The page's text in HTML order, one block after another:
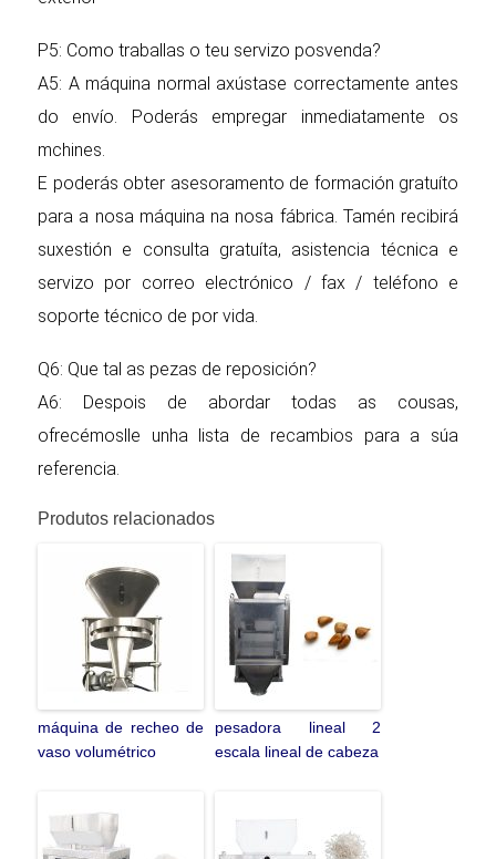
P5: Como traballas o teu servizo posvenda?
A5: A máquina normal axústase correctamente antes
do envío. Poderás empregar inmediatamente os
mchines.
E poderás obter asesoramento de formación gratuíto
para a nosa máquina na nosa fábrica. Tamén recibirá
suxestión e consulta gratuíta, asistencia técnica e
servizo por correo electrónico / fax / teléfono e
soporte técnico de por vida.
Q6: Que tal as pezas de reposición?
A6: Despois de abordar todas as cousas,
ofrecémoslle unha lista de recambios para a súa
referencia.
Produtos relacionados
máquina de recheo de
vaso volumétrico
pesadora lineal 2
escala lineal de cabeza